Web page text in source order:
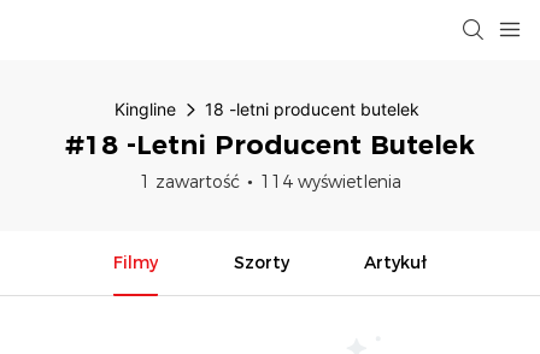
Kingline 18 -letni producent butelek
#18 -letni Producent Butelek
1 zawartość 114 wyświetlenia
Filmy Szorty Artykuł